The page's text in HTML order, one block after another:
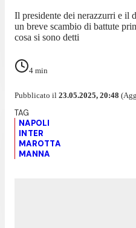
Il presidente dei nerazzurri e il
un breve scambio di battute
cosa si sono detti
4 min
Pubblicato il 23.05.2025, 20:48
NAPOLI
INTER
MAROTTA
MANNA